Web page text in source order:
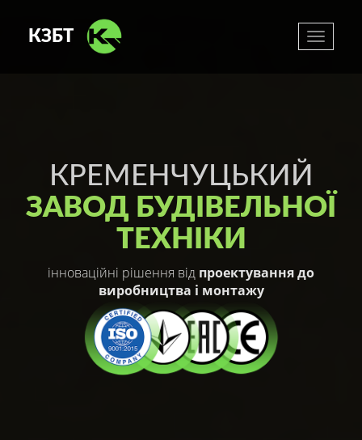
Меню
КЗБТ
КРЕМЕНЧУЦЬКИЙ
ЗАВОД БУДІВЕЛЬНОЇ
ТЕХНІКИ
інноваційні рішення від проектування до
виробництва і монтажу